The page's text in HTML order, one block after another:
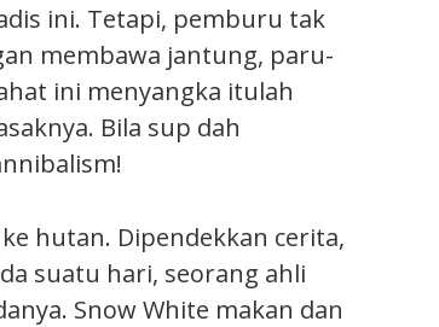
ini. Tetapi, pemburu tak
membawa jantung, paru-
ini menyangka itulah
Bila sup dah
hutan. Dipendekkan cerita,
suatu hari, seorang ahli
Snow White makan dan